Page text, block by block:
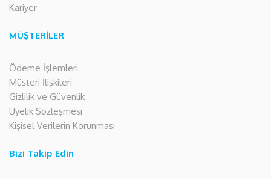
Kariyer
MÜŞTERİLER
Ödeme İşlemleri
Müşteri İlişkileri
Gizlilik ve Güvenlik
Üyelik Sözleşmesi
Kişisel Verilerin Korunması
Bizi Takip Edin